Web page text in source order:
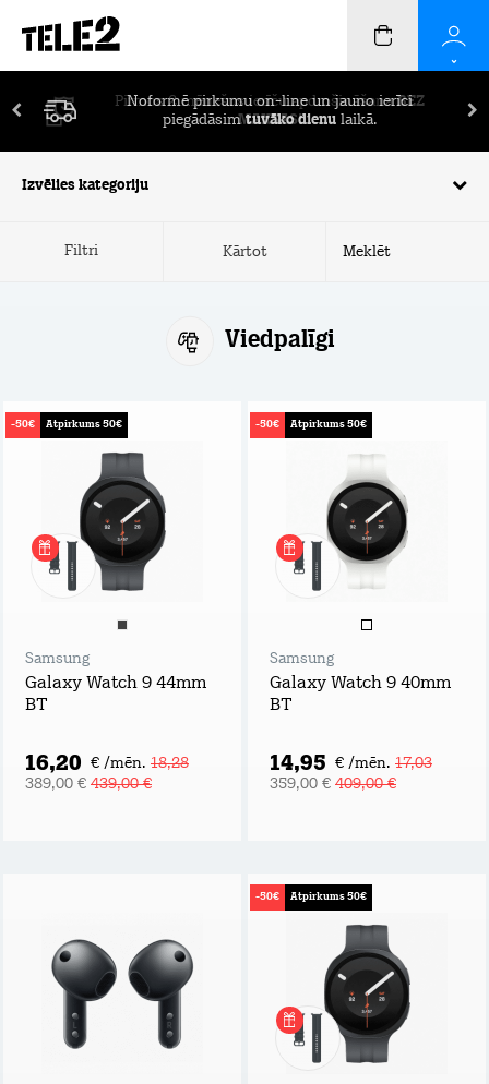
Pirmos 2 mēnešus ierīču apdrošināšanaBEZ
MAKSAS!
Izvēlies kategoriju
Filtri Kārtot
Viedpalīgi
-50€ Atpirkums 50€
Samsung
Galaxy Watch 9 44mm
BT
16,20 € /mēn. 18,28
389,00 € 439,00 €
-50€ Atpirkums 50€
Samsung
Galaxy Watch 9 40mm
BT
14,95 € /mēn. 17,03
359,00 € 409,00 €
-50€ Atpirkums 50€